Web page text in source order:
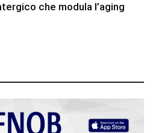
che modula l’aging